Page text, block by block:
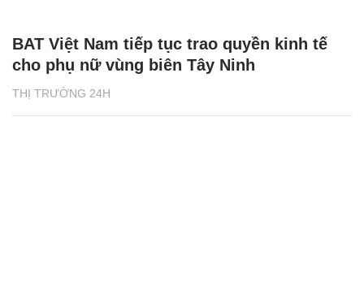
THỊ TRƯỜNG 24H
BAT Việt Nam tiếp tục trao quyền kinh tế
cho phụ nữ vùng biên Tây Ninh